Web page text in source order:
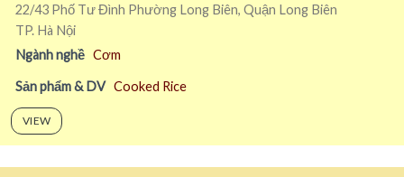
22/43 Phố Tư Đình Phường Long Biên, Quận Long Biên
TP. Hà Nội
Ngành nghề Cơm
Sản phẩm & DV Cooked Rice
VIEW